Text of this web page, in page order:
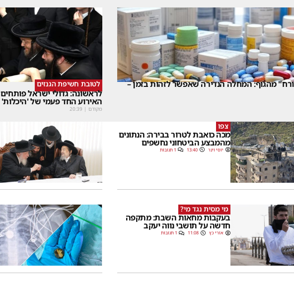
מהגוף: המחלה הנדירה שאפשר לזהות בזמן – לטובת חשיפת הגנזים
לראשונה: גדולי ישראל
האירוע החד פעמי של 'היכלות'
מקודם |
20:39
צפו
מכה כואבת לטרור בבירה: הנתונים
מהמבצע הביטחוני נחשפים
יוסי וינר 13:40 1 תגובות
מי מסית נגד מי?
בעקבות מחאות השבת: מתקפה
חדשה על תושבי נווה יעקב
אורי כץ 11:08 1 תגובות